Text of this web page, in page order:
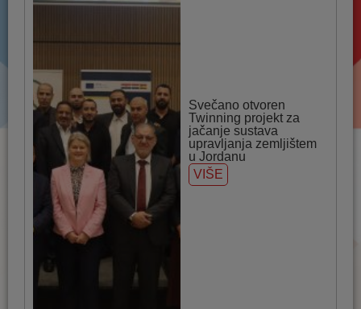
Svečano otvoren
Twinning projekt za
jačanje sustava
upravljanja zemljištem
u Jordanu
VIŠE